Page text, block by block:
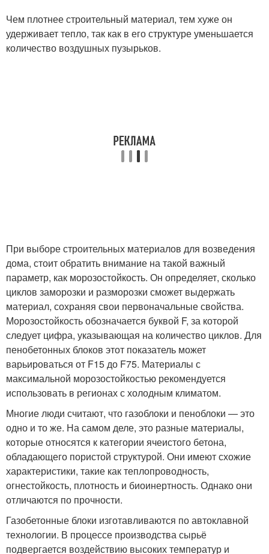
Чем плотнее строительный материал, тем хуже он
удерживает тепло, так как в его структуре уменьшается
количество воздушных пузырьков.
При выборе строительных материалов для возведения
дома, стоит обратить внимание на такой важный
параметр, как морозостойкость. Он определяет, сколько
циклов заморозки и разморозки сможет выдержать
материал, сохраняя свои первоначальные свойства.
Морозостойкость обозначается буквой F, за которой
следует цифра, указывающая на количество циклов. Для
пенобетонных блоков этот показатель может
варьироваться от F15 до F75. Материалы с
максимальной морозостойкостью рекомендуется
использовать в регионах с холодным климатом.
Многие люди считают, что газоблоки и пеноблоки — это
одно и то же. На самом деле, это разные материалы,
которые относятся к категории ячеистого бетона,
обладающего пористой структурой. Они имеют схожие
характеристики, такие как теплопроводность,
огнестойкость, плотность и биоинертность. Однако они
отличаются по прочности.
Газобетонные блоки изготавливаются по автоклавной
технологии. В процессе производства сырьё
подвергается воздействию высоких температур и